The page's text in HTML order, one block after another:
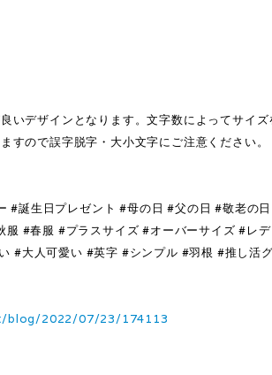
いデザインとなります。文字数によってサイズ
すので誤字脱字・大小文字にご注意ください。
#誕生日プレゼント #母の日 #父の日 #敬老の
#春服 #プラスサイズ #オーバーサイズ #レ
#大人可愛い #英字 #シンプル #羽根 #推し活
blog/2022/07/23/174113